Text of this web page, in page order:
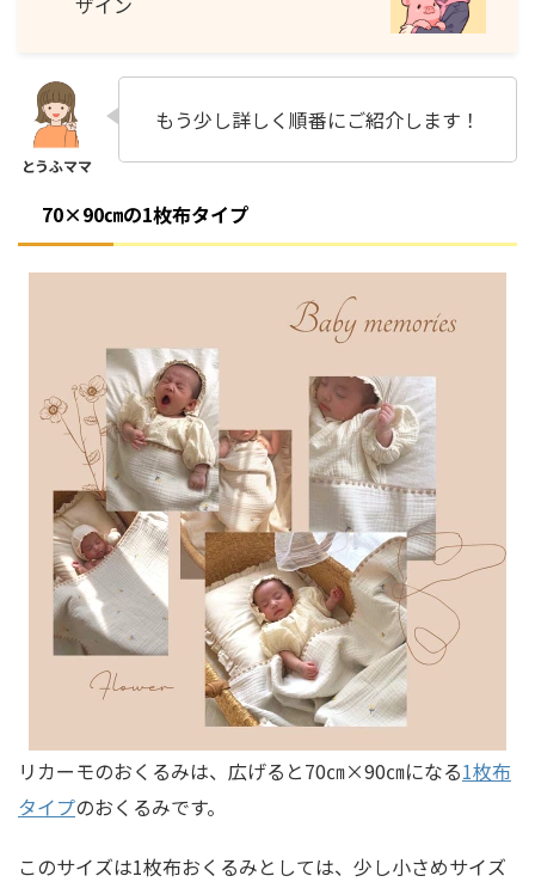
もう少し詳しく順番にご紹介します！
70×90㎝の1枚布タイプ
リカーモのおくるみは、広げると70㎝×90㎝になる1枚布
タイプのおくるみです。
このサイズは1枚布おくるみとしては、 少し小さめサイズ